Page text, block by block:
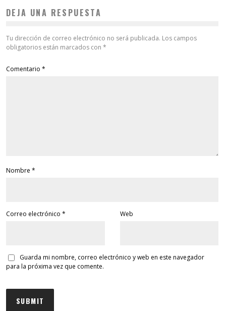
DEJA UNA RESPUESTA
Tu dirección de correo electrónico no será publicada. Los campos
obligatorios están marcados con *
Comentario *
Nombre *
Correo electrónico * Web
Guarda mi nombre, correo electrónico y web en este navegador
para la próxima vez que comente.